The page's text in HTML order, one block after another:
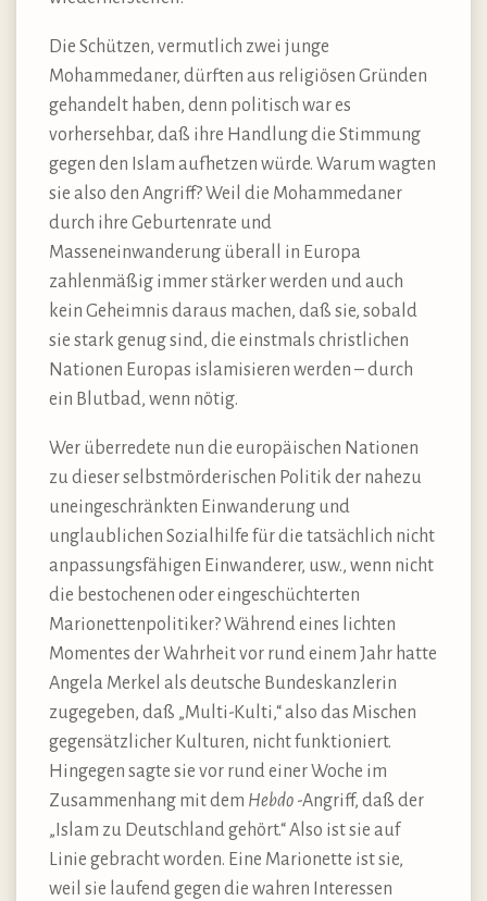
Die Schützen, vermutlich zwei junge
Mohammedaner, dürften aus religiösen Gründen
gehandelt haben, denn politisch war es
vorhersehbar, daß ihre Handlung die Stimmung
gegen den Islam aufhetzen würde. Warum wagten
sie also den Angriff? Weil die Mohammedaner
durch ihre Geburtenrate und
Masseneinwanderung überall in Europa
zahlenmäßig immer stärker werden und auch
kein Geheimnis daraus machen, daß sie, sobald
sie stark genug sind, die einstmals christlichen
Nationen Europas islamisieren werden – durch
ein Blutbad, wenn nötig.
Wer überredete nun die europäischen Nationen
zu dieser selbstmörderischen Politik der nahezu
uneingeschränkten Einwanderung und
unglaublichen Sozialhilfe für die tatsächlich nicht
anpassungsfähigen Einwanderer, usw., wenn nicht
die bestochenen oder eingeschüchterten
Marionettenpolitiker? Während eines lichten
Momentes der Wahrheit vor rund einem Jahr hatte
Angela Merkel als deutsche Bundeskanzlerin
zugegeben, daß „Multi-Kulti,“ also das Mischen
gegensätzlicher Kulturen, nicht funktioniert.
Hingegen sagte sie vor rund einer Woche im
Zusammenhang mit dem Hebdo -Angriff, daß der
„Islam zu Deutschland gehört.“ Also ist sie auf
Linie gebracht worden. Eine Marionette ist sie,
weil sie laufend gegen die wahren Interessen